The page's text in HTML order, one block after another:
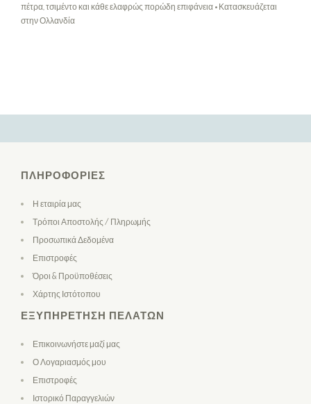
πέτρα, τσιμέντο και κάθε ελαφρώς πορώδη επιφάνεια • Κατασκευάζεται
στην Ολλανδία
ΠΛΗΡΟΦΟΡΊΕΣ
Η εταιρία μας
Τρόποι Αποστολής / Πληρωμής
Προσωπικά Δεδομένα
Επιστροφές
Όροι & Προϋποθέσεις
Χάρτης Ιστότοπου
ΕΞΥΠΗΡΈΤΗΣΗ ΠΕΛΑΤΏΝ
Επικοινωνήστε μαζί μας
Ο Λογαριασμός μου
Επιστροφές
Ιστορικό Παραγγελιών